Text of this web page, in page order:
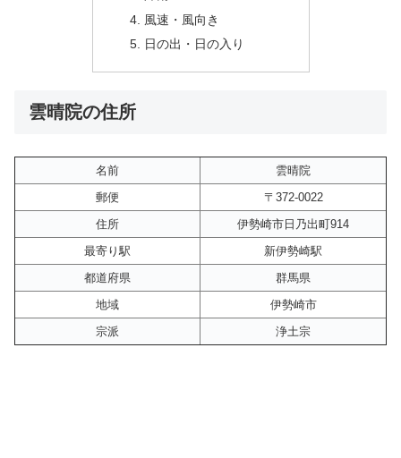
風速・風向き
日の出・日の入り
雲晴院の住所
名前
雲晴院
郵便
〒372-0022
住所
伊勢崎市日乃出町914
最寄り駅
新伊勢崎駅
都道府県
群馬県
地域
伊勢崎市
宗派
浄土宗